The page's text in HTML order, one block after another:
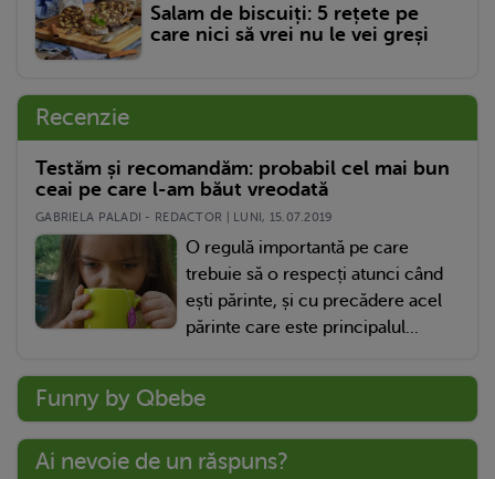
Salam de biscuiți: 5 rețete pe
care nici să vrei nu le vei greși
Recenzie
Testăm și recomandăm: probabil cel mai bun
ceai pe care l-am băut vreodată
GABRIELA PALADI - REDACTOR | LUNI, 15.07.2019
O regulă importantă pe care
trebuie să o respecți atunci când
ești părinte, și cu precădere acel
părinte care este principalul...
Funny by Qbebe
Ai nevoie de un răspuns?